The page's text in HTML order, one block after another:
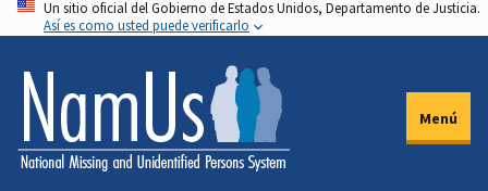
Pasar
al
contenido
principal
Un sitio oficial del Gobierno de Estados Unidos, Departamento de Justicia.
Así es como usted puede verificarlo
Menú